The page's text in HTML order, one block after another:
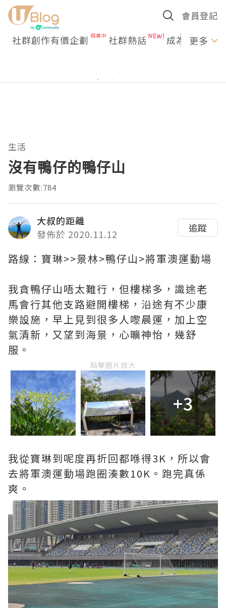
會員登記
社群創作有價企劃 社群熱話 成為U更多
生活
沒有鴨仔的鴨仔山
瀏覽次數:784
大叔的距離
發佈於 2020.11.12
追蹤
路線：寶琳>>景林>鴨仔山>將軍澳運動場
我貪鴨仔山唔太難行，但樓梯多，識途老
馬會行其他支路避開樓梯，沿途有不少康
樂設施，早上見到很多人嚟晨運，加上空
氣清新，又望到海景，心曠神怡，幾舒
服。
點擊圖片放大
+3
我從寶琳到呢度再折回都喺得3K，所以會
去將軍澳運動場跑圈湊數10K。跑完真係
爽。